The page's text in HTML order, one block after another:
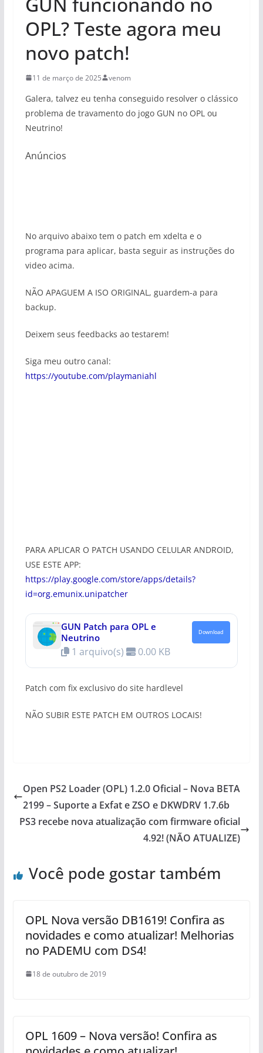
OPL? Teste agora meu
novo patch!
11 de março de 2025 venom
Galera, talvez eu tenha conseguido resolver o clássico
problema de travamento do jogo GUN no OPL ou
Neutrino!
Anúncios
No arquivo abaixo tem o patch em xdelta e o
programa para aplicar, basta seguir as instruções do
video acima.
NÃO APAGUEM A ISO ORIGINAL, guardem-a para
backup.
Deixem seus feedbacks ao testarem!
Siga meu outro canal:
https://youtube.com/playmaniahl
PARA APLICAR O PATCH USANDO CELULAR ANDROID,
USE ESTE APP:
https://play.google.com/store/apps/details?
id=org.emunix.unipatcher
GUN Patch para OPL e
Neutrino
1 arquivo(s) 0.00 KB
Download
Patch com fix exclusivo do site hardlevel
NÃO SUBIR ESTE PATCH EM OUTROS LOCAIS!
Open PS2 Loader (OPL) 1.2.0 Oficial – Nova BETA
2199 – Suporte a Exfat e ZSO e DKWDRV 1.7.6b
PS3 recebe nova atualização com firmware oficial
4.92! (NÃO ATUALIZE)
Você pode gostar também
OPL Nova versão DB1619! Confira as
novidades e como atualizar! Melhorias
no PADEMU com DS4!
18 de outubro de 2019
OPL 1609 – Nova versão! Confira as